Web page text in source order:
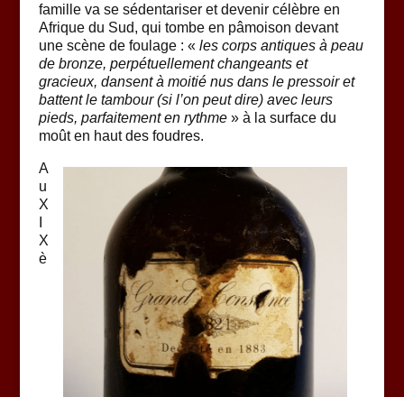
famille va se sédentariser et devenir célèbre en
Afrique du Sud, qui tombe en pâmoison devant
une scène de foulage : « les corps antiques à peau
de bronze, perpétuellement changeants et
gracieux, dansent à moitié nus dans le pressoir et
battent le tambour (si l’on peut dire) avec leurs
pieds, parfaitement en rythme» à la surface du
moût en haut des foudres.
A
u
X
X
è